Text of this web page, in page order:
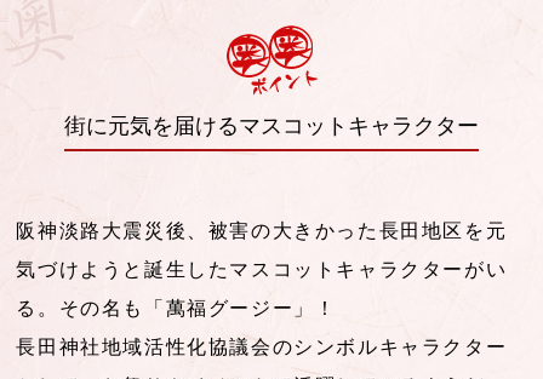
街に元気を届けるマスコットキャラクター
阪神淡路大震災後、被害の大きかった長田地区を元
気づけようと誕生したマスコットキャラクターがい
る。その名も「萬福グージー」！
長田神社地域活性化協議会のシンボルキャラクター